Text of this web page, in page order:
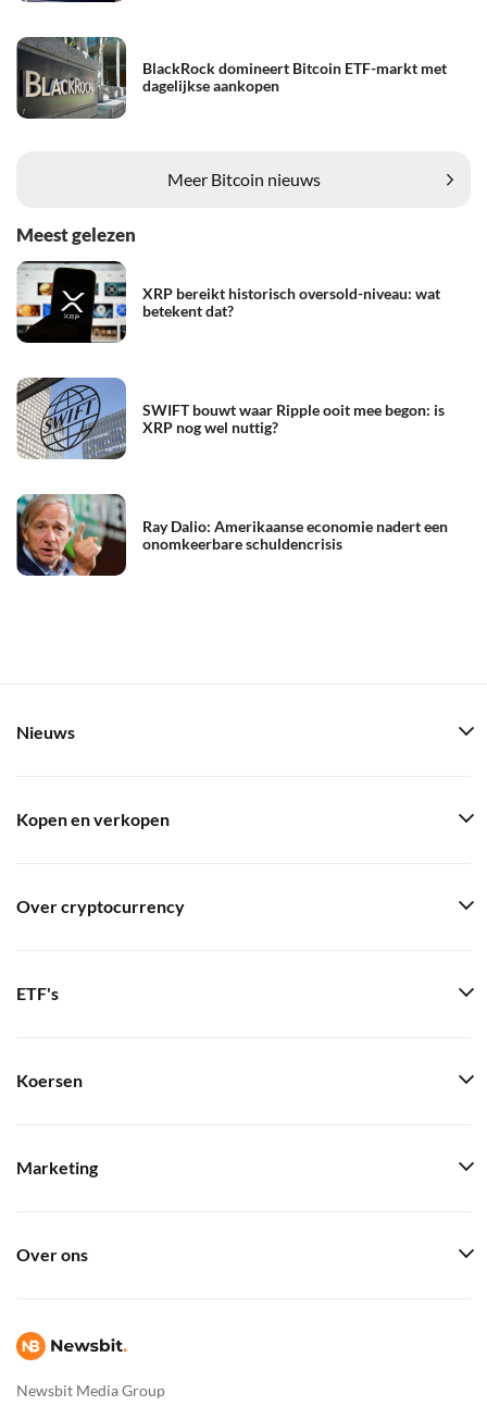
BlackRock domineert Bitcoin ETF-markt met
dagelijkse aankopen
Meer Bitcoin nieuws
Meest gelezen
XRP bereikt historisch oversold-niveau: wat
betekent dat?
SWIFT bouwt waar Ripple ooit mee begon: is
XRP nog wel nuttig?
Ray Dalio: Amerikaanse economie nadert een
onomkeerbare schuldencrisis
Newsbit Media Group
Nieuws
Kopen en verkopen
Over cryptocurrency
ETF's
Koersen
Marketing
Over ons